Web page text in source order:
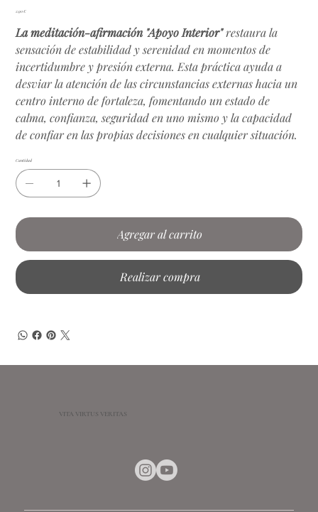
Precio
2,90 €
La meditación-afirmación "Apoyo Interior"restaura la
sensación de estabilidad y serenidad en momentos de
incertidumbre y presión externa. Esta práctica ayuda a
desviar la atención de las circunstancias externas hacia un
centro interno de fortaleza, fomentando un estado de
calma, confianza, seguridad en uno mismo y la capacidad
de confiar en las propias decisiones en cualquier situación.
Cantidad
Agregar al carrito
Realizar compra
VITA VIRTUS VERITAS